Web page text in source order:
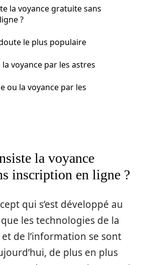
la voyance gratuite sans
?
le plus populaire
la voyance par les astres
ou la voyance par les
la voyance
inscription en ligne ?
qui s’est développé au
les technologies de la
de l’information se sont
de plus en plus